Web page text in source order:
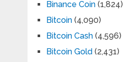
Binance Coin(1,824)
Bitcoin(4,090)
Bitcoin Cash(4,596)
Bitcoin Gold (2,431)